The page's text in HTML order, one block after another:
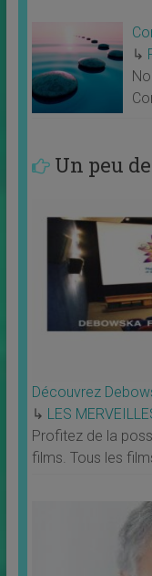
↳
Un peu
Découvrez
↳ LES
Profitez de la
films. Tous les